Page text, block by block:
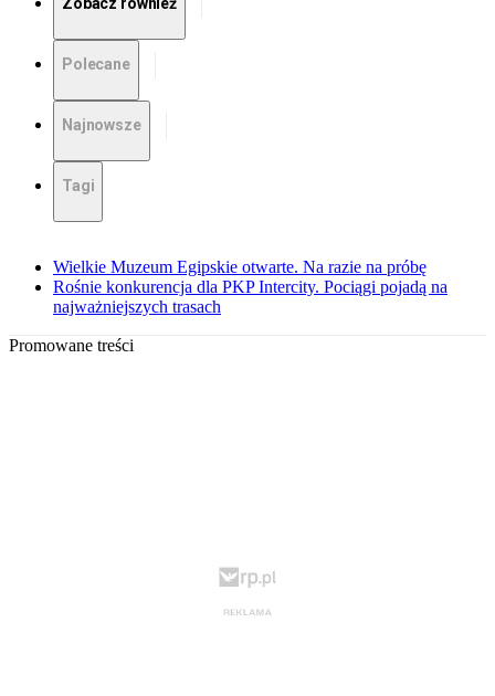
Polecane
Najnowsze
Tagi
Wielkie Muzeum Egipskie otwarte. Na razie na próbę
Rośnie konkurencja dla PKP Intercity. Pociągi pojadą na
najważniejszych trasach
Promowane treści